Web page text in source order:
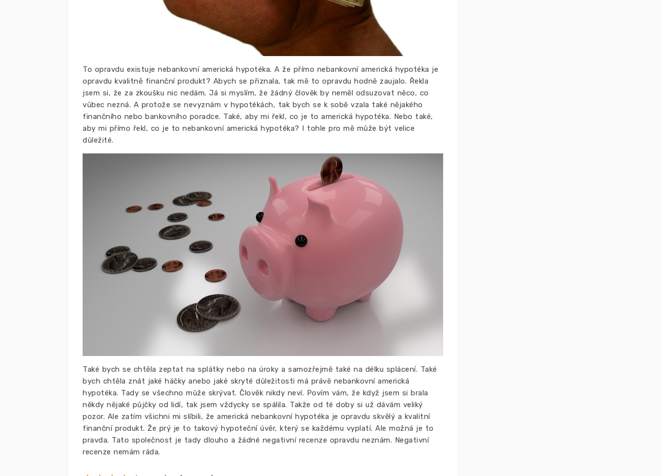
To opravdu existuje nebankovní americká hypotéka. A že přímo nebankovní americká hypotéka je
opravdu kvalitně finanční produkt? Abych se přiznala, tak mě to opravdu hodně zaujalo. Řekla
jsem si, že za zkoušku nic nedám. Já si myslím, že žádný člověk by neměl odsuzovat něco, co
vůbec nezná. A protože se nevyznám v hypotékách, tak bych se k sobě vzala také nějakého
finančního nebo bankovního poradce. Také, aby mi řekl, co je to americká hypotéka. Nebo také,
aby mi přímo řekl, co je to nebankovní americká hypotéka? I tohle pro mě může být velice
důležité.
Také bych se chtěla zeptat na splátky nebo na úroky a samozřejmě také na délku splácení. Také
bych chtěla znát jaké háčky anebo jaké skryté důležitosti má právě nebankovní americká
hypotéka. Tady se všechno může skrývat. Člověk nikdy neví. Povím vám, že když jsem si brala
někdy nějaké půjčky od lidí, tak jsem vždycky se spálila. Takže od té doby si už dávám veliký
pozor. Ale zatím všichni mi slíbili, že americká nebankovní hypotéka je opravdu skvělý a kvalitní
finanční produkt. Že prý je to takový hypoteční úvěr, který se každému vyplatí. Ale možná je to
pravda. Tato společnost je tady dlouho a žádné negativní recenze opravdu neznám. Negativní
recenze nemám ráda.